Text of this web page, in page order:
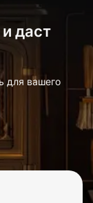
даст
для вашего